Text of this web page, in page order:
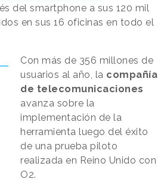
del smartphone a sus 120 mil
en sus 16 oficinas en todo el
Con más de 356 millones de
usuarios al año, la compañía
de telecomunicaciones
avanza sobre la
implementación de la
herramienta luego del éxito
de una prueba piloto
realizada en Reino Unido con
O2.